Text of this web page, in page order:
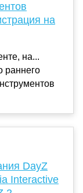
на
на...
раннего
DayZ
Interactive